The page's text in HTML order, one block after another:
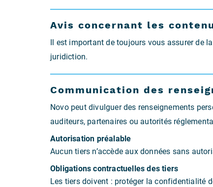
Avis concernant les
Il est important de toujours vous assurer de
juridiction.
Communication des
Novo peut divulguer des renseignements
auditeurs, partenaires ou autorités
Autorisation préalable
Aucun tiers n’accède aux données sans
Obligations contractuelles des tiers
Les tiers doivent : protéger la confidentialité